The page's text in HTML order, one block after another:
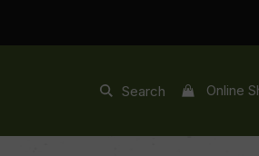
Search Online